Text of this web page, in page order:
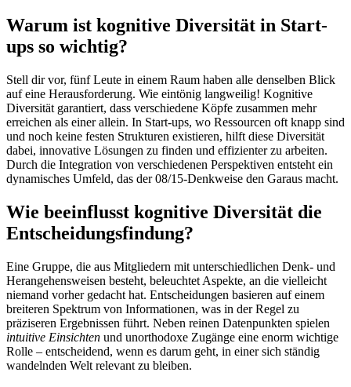
Warum ist kognitive Diversität in Start-
ups so wichtig?
Stell dir vor, fünf Leute in einem Raum haben alle denselben Blick
auf eine Herausforderung. Wie eintönig langweilig! Kognitive
Diversität garantiert, dass verschiedene Köpfe zusammen mehr
erreichen als einer allein. In Start-ups, wo Ressourcen oft knapp sind
und noch keine festen Strukturen existieren, hilft diese Diversität
dabei, innovative Lösungen zu finden und effizienter zu arbeiten.
Durch die Integration von verschiedenen Perspektiven entsteht ein
dynamisches Umfeld, das der 08/15-Denkweise den Garaus macht.
Wie beeinflusst kognitive Diversität die
Entscheidungsfindung?
Eine Gruppe, die aus Mitgliedern mit unterschiedlichen Denk- und
Herangehensweisen besteht, beleuchtet Aspekte, an die vielleicht
niemand vorher gedacht hat. Entscheidungen basieren auf einem
breiteren Spektrum von Informationen, was in der Regel zu
präziseren Ergebnissen führt. Neben reinen Datenpunkten spielen
intuitive Einsichten und unorthodoxe Zugänge eine enorm wichtige
Rolle – entscheidend, wenn es darum geht, in einer sich ständig
wandelnden Welt relevant zu bleiben.